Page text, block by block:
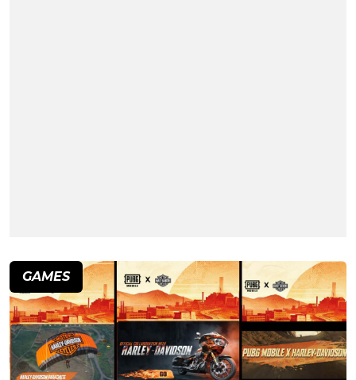
GAMES